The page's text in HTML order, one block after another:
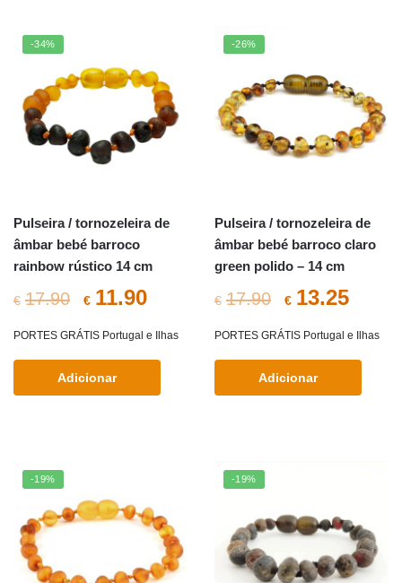
multiple
variants.
options
may
product
page
-34%
Pulseira / tornozeleira de
âmbar bebé barroco
rainbow rústico 14 cm
€ 17.90
O
preço
original
era:
€ 11.90O
preço
atual
é:
PORTES GRÁTIS Portugal e Ilhas
Adicionar
-26%
Pulseira / tornozeleira de
âmbar bebé barroco claro
green polido – 14 cm
€ 17.90
O
preço
original
era:
€ 13.25O
atual
é:
PORTES GRÁTIS Portugal e Ilhas
Adicionar
-19% -19%